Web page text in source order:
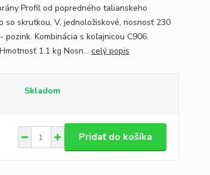
Profil od popredného talianskeho
so skrutkou, V, jednoložiskové, nosnosť 230
pozink. Kombinácia s koľajnicou C906.
1.1 kg Nosn... celý popis
Skladom
Pridať do košíka